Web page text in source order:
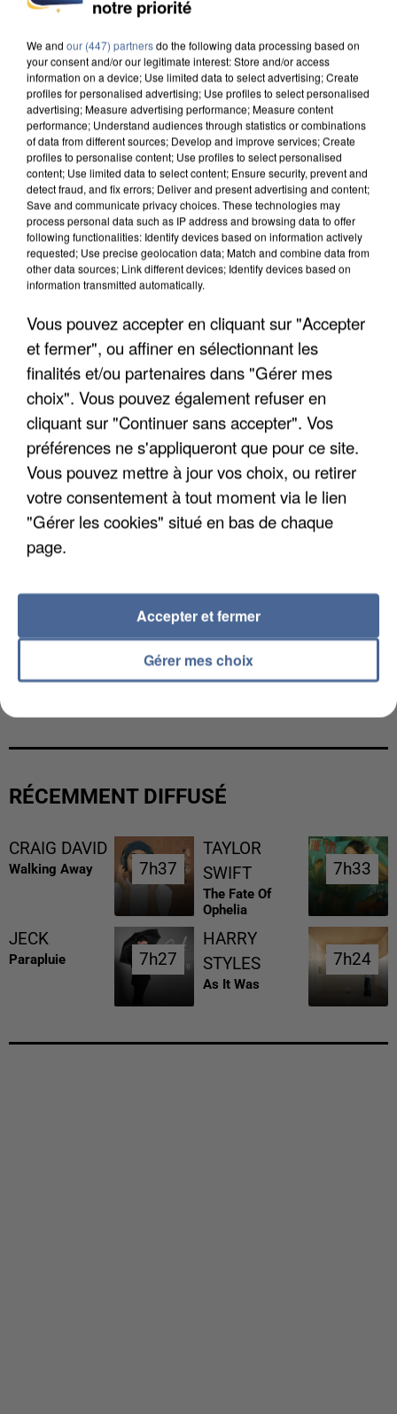
DE SOLIDARITÉ AVEC LES...
APRÈS TOUTES CES CANICULES, LES REFUGES
DE FAUNE SAUVAGE SONT...
L’UN DES FONDATEURS SUPPOSÉS DE LA DZ
RÉCEMMENT DIFFUSÉ
CRAIG DAVID
Walking Away 7h37
7h37
TAYLOR
SWIFT
The Fate Of
Ophelia
7h33
7h33
JECK
Parapluie 7h27
7h27
HARRY
STYLES
As It Was
7h24
7h24
notre priorité
We and our (447) partnersdo the following data processing based on
your consent and/or our legitimate interest: Store and/or access
information on a device; Use limited data to select advertising; Create
profiles for personalised advertising; Use profiles to select personalised
advertising; Measure advertising performance; Measure content
performance; Understand audiences through statistics or combinations
of data from different sources; Develop and improve services; Create
profiles to personalise content; Use profiles to select personalised
content; Use limited data to select content; Ensure security, prevent and
detect fraud, and fix errors; Deliver and present advertising and content;
Save and communicate privacy choices. These technologies may
process personal data such as IP address and browsing data to offer
following functionalities: Identify devices based on information actively
requested; Use precise geolocation data; Match and combine data from
other data sources; Link different devices; Identify devices based on
information transmitted automatically.
Vous pouvez accepter en cliquant sur "Accepter
et fermer", ou affiner en sélectionnant les
finalités et/ou partenaires dans "Gérer mes
choix". Vous pouvez également refuser en
cliquant sur "Continuer sans accepter". Vos
préférences ne s'appliqueront que pour ce site.
Vous pouvez mettre à jour vos choix, ou retirer
votre consentement à tout moment via le lien
"Gérer les cookies" situé en bas de chaque
page.
Gérer mes choix
Accepter et fermer